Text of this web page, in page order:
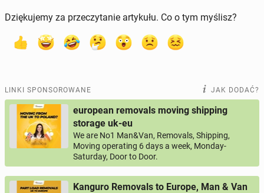
Dziękujemy za przeczytanie artykułu. Co o tym myślisz?
LINKI SPONSOROWANE JAK DODAĆ?
european removals moving shipping
storage uk-eu
We are No1 Man&Van, Removals, Shipping,
Moving operating 6 days a week, Monday-
Saturday, Door to Door.
Kanguro Removals to Europe, Man & Van